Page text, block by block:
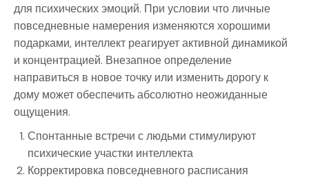
для психических эмоций. При условии что личные
повседневные намерения изменяются хорошими
подарками, интеллект реагирует активной динамикой
и концентрацией. Внезапное определение
направиться в новое точку или изменить дорогу к
дому может обеспечить абсолютно неожиданные
ощущения.
Спонтанные встречи с людьми стимулируют
психические участки интеллекта
Корректировка повседневного расписания